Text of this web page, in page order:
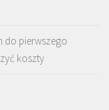
do pierwszego
koszty